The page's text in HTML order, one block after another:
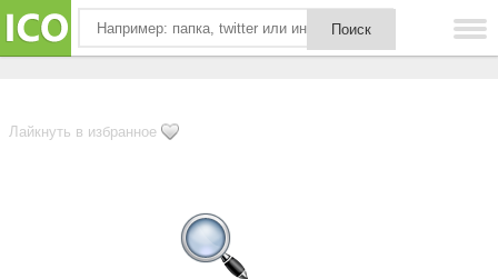
Лайкнуть в избранное